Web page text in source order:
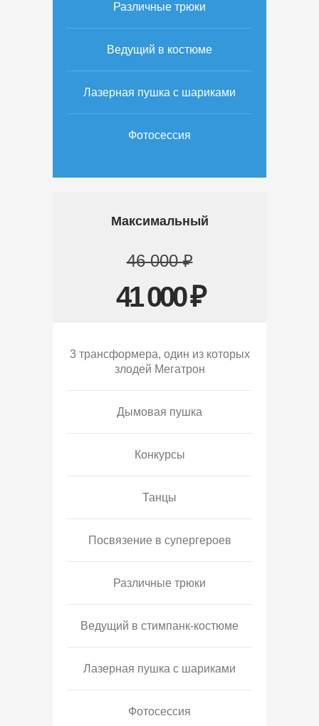
Различные трюки
Ведущий в костюме
Лазерная пушка с шариками
Фотосессия
Максимальный
46 000 ₽
41 000 ₽
3 трансформера, один из которых
злодей Мегатрон
Дымовая пушка
Конкурсы
Танцы
Посвязение в супергероев
Различные трюки
Ведущий в стимпанк-костюме
Лазерная пушка с шариками
Фотосессия